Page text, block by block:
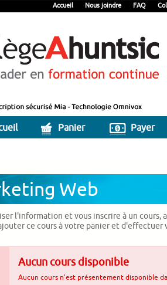
Accueil Nous joindre FAQ
Panier Payer
Web
l'information et vous inscrire à un cours,
ce cours à votre panier et d'effectuer
Aucun cours disponible
Aucun cours n'est présentement disponible